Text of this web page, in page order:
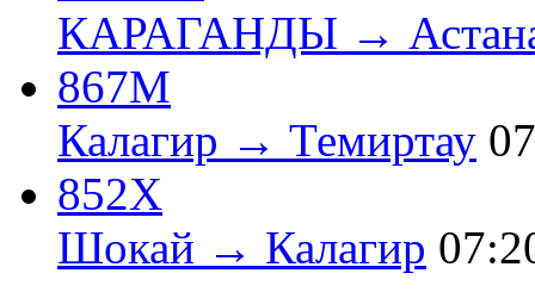
КАРАГАНДЫ →
867М
Калагир → Темиртау
852Х
Шокай → Калагир